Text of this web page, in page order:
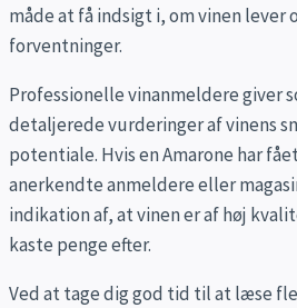
måde at få indsigt i, om vinen lever
forventninger.
Professionelle vinanmeldere giver
detaljerede vurderinger af vinens
potentiale. Hvis en Amarone har
anerkendte anmeldere eller
indikation af, at vinen er af høj
kaste penge efter.
Ved at tage dig god tid til at læse